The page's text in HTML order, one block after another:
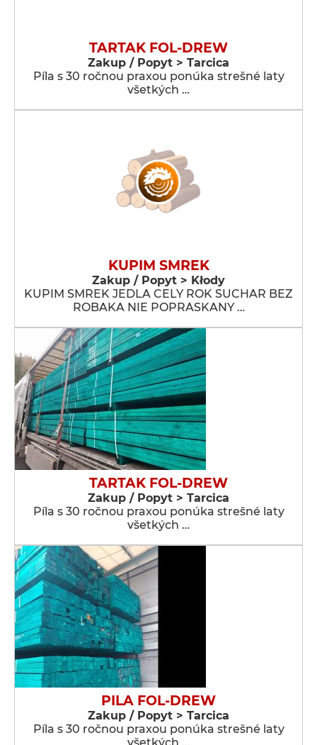
TARTAK FOL-DREW
Zakup / Popyt > Tarcica
Píla s 30 ročnou praxou ponúka strešné laty
všetkých …
KUPIM SMREK
Zakup / Popyt > Kłody
KUPIM SMREK JEDLA CELY ROK SUCHAR BEZ
ROBAKA NIE POPRASKANY …
TARTAK FOL-DREW
Zakup / Popyt > Tarcica
Píla s 30 ročnou praxou ponúka strešné laty
všetkých …
PILA FOL-DREW
Zakup / Popyt > Tarcica
Píla s 30 ročnou praxou ponúka strešné laty